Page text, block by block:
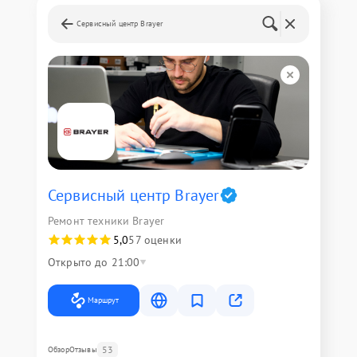
Сервисный центр Brayer
Сервисный центр Brayer
Ремонт техники Brayer
5,057 оценки
Открыто до 21:00
Маршрут
ОбзорОтзывы 53